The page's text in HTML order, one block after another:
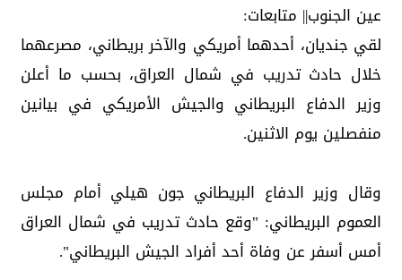
عين الجنوب|| متابعات:
لقي جنديان، أحدهما أمريكي والآخر بريطاني، مصرعهما
خلال حادث تدريب في شمال العراق، بحسب ما أعلن
وزير الدفاع البريطاني والجيش الأمريكي في بيانين
منفصلين يوم الاثنين.
وقال وزير الدفاع البريطاني جون هيلي أمام مجلس
العموم البريطاني: "وقع حادث تدريب في شمال العراق
أمس أسفر عن وفاة أحد أفراد الجيش البريطاني".